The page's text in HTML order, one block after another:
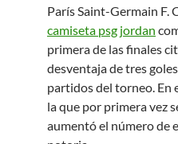
París Saint-Germain F.
camiseta psg jordan
primera de las finales
desventaja de tres
partidos del torneo. En
la que por primera vez
aumentó el número de